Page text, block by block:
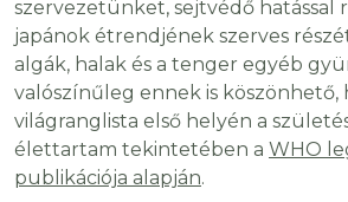
szervezetünket, sejtvédő hatással
japánok étrendjének szerves
algák, halak és a tenger egyéb
valószínűleg ennek is köszönhető,
világranglista első helyén a
élettartam tekintetében a WHO
publikációja alapján.